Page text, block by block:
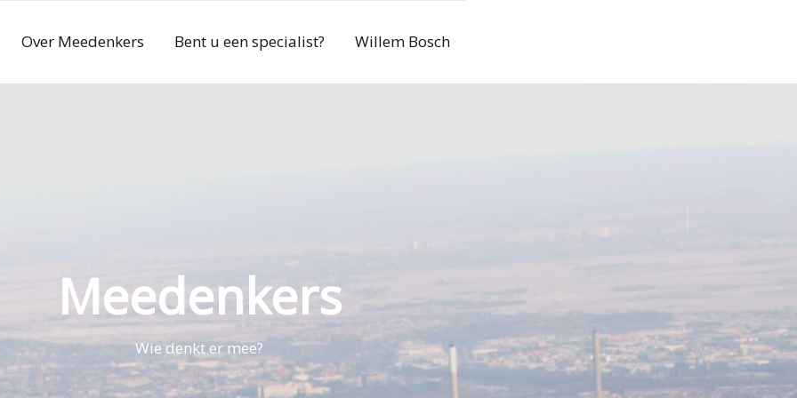
Over Meedenkers Bent u een specialist? Willem Bosch
Meedenkers
Wie denkt er mee?